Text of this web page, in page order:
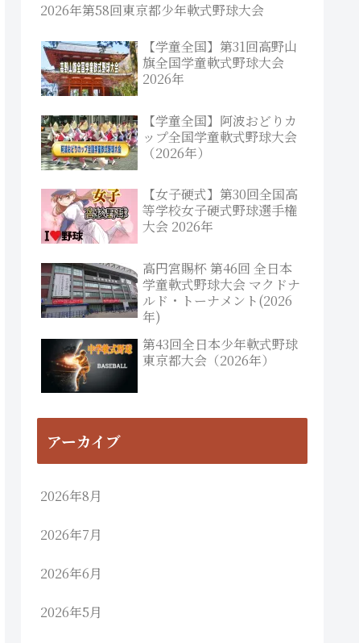
2026年第58回東京都少年軟式野球大会
【学童全国】第31回高野山
旗全国学童軟式野球大会
2026年
【学童全国】阿波おどりカ
ップ全国学童軟式野球大会
（2026年）
【女子硬式】第30回全国高
等学校女子硬式野球選手権
大会 2026年
高円宮賜杯 第46回 全日本
学童軟式野球大会 マクドナ
ルド・トーナメント(2026
年)
第43回全日本少年軟式野球
東京都大会（2026年）
アーカイブ
2026年8月
2026年7月
2026年6月
2026年5月